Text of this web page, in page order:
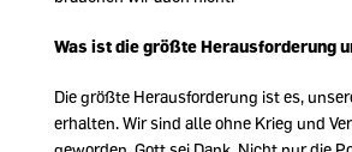
Was ist die größte Herausforderung
Die größte Herausforderung ist es,
erhalten. Wir sind alle ohne Krieg und